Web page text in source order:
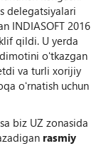
delegatsiyalari
INDIASOFT 2016
qildi. U yerda
oʻtkazgan
va turli xorijiy
oʻrnatish uchun
biz UZ zonasida
rasmiy